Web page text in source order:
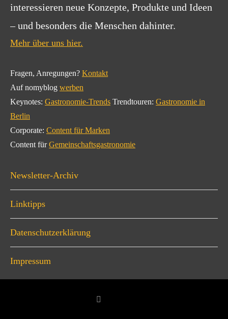
interessieren neue Konzepte, Produkte und Ideen
– und besonders die Menschen dahinter.
Mehr über uns hier.
Fragen, Anregungen? Kontakt
Auf nomyblog werben
Keynotes: Gastronomie-Trends Trendtouren: Gastronomie in
Berlin
Corporate: Content für Marken
Content fürGemeinschaftsgastronomie
Newsletter-Archiv
Linktipps
Datenschutzerklärung
Impressum